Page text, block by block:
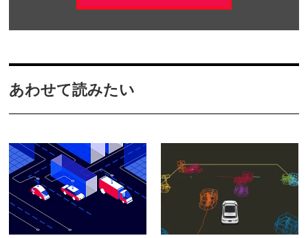
あわせて読みたい